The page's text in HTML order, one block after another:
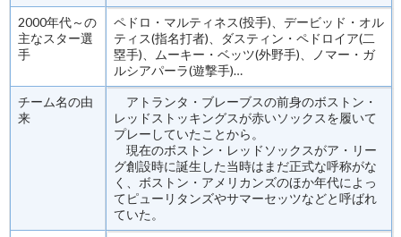
2000年代～の
主なスター選
手
ペドロ・マルティネス(投手)、デービッド・オル
ティス(指名打者)、ダスティン・ペドロイア(二
塁手)、ムーキー・ベッツ(外野手)、ノマー・ガ
ルシアパーラ(遊撃手)…
チーム名の由
来
アトランタ・ブレーブスの前身のボストン・
レッドストッキングスが赤いソックスを履いて
プレーしていたことから。
現在のボストン・レッドソックスがア・リー
グ創設時に誕生した当時はまだ正式な呼称がな
く、ボストン・アメリカンズのほか年代によっ
てピューリタンズやサマーセッツなどと呼ばれ
ていた。